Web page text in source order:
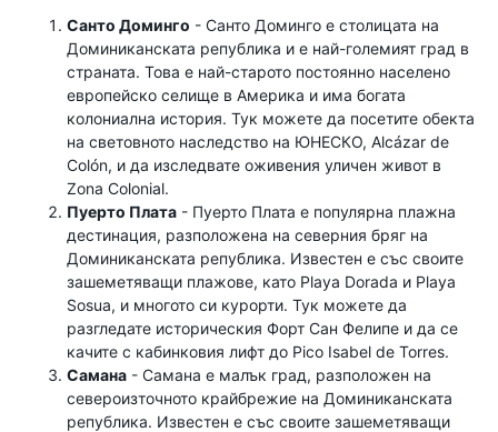
Санто Доминго - Санто Доминго е столицата на
Доминиканската република и е най-големият град в
страната. Това е най-старото постоянно населено
европейско селище в Америка и има богата
колониална история. Тук можете да посетите обекта
на световното наследство на ЮНЕСКО, Alcázar de
Colón, и да изследвате оживения уличен живот в
Zona Colonial.
Пуерто Плата - Пуерто Плата е популярна плажна
дестинация, разположена на северния бряг на
Доминиканската република. Известен е със своите
зашеметяващи плажове, като Playa Dorada и Playa
Sosua, и многото си курорти. Тук можете да
разгледате историческия Форт Сан Фелипе и да се
качите с кабинковия лифт до Pico Isabel de Torres.
Самана - Самана е малък град, разположен на
североизточното крайбрежие на Доминиканската
република. Известен е със своите зашеметяващи